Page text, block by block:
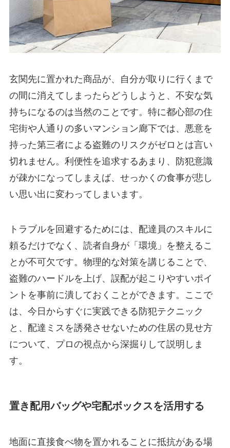
玄関先に置かれた商品が、自分が取りに行くまで
の間に消えてしまったらどうしようと、不安な気
持ちになるのは当然のことです。特に都心部の住
宅街や人通りの多いマンション廊下では、悪意を
持った第三者による盗難のリスクがゼロとは言い
切れません。利便性を追求するあまり、防犯意識
が疎かになってしまえば、せっかくの食事が悲し
い思い出に変わってしまいます。
トラブルを回避するためには、配達員のスキルに
頼るだけでなく、読者自身が「環境」を整えるこ
とが不可欠です。物理的な対策を講じることで、
盗難のハードルを上げ、誤配が起こりやすいポイ
ントを事前に潰しておくことができます。ここで
は、今日からすぐに実践できる防犯テクニック
と、配達ミスを誘発させないための住居の見せ方
について、プロの視点から深掘りして説明しま
す。
置き配用バッグや宅配ボックスを活用する
地面に直接食べ物を置かれることに抵抗がある場